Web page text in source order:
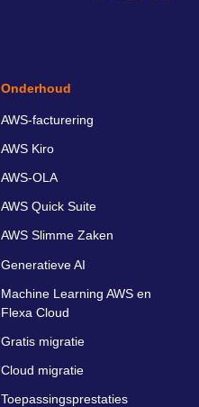
Onderhoud
AWS-facturering
AWS Kiro
AWS-OLA
AWS Quick Suite
AWS Slimme Zaken
Generatieve AI
Machine Learning AWS en
Flexa Cloud
Gratis migratie
Cloud migratie
Toepassingsprestaties